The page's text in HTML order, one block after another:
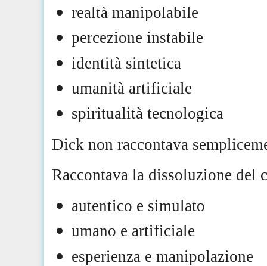
realtà manipolabile
percezione instabile
identità sintetica
umanità artificiale
spiritualità tecnologica
Dick non raccontava
Raccontava la dissoluzione del
autentico e simulato
umano e artificiale
esperienza e manipolazione